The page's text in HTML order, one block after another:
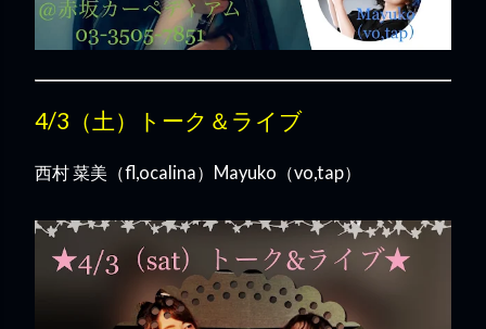
4/3（土）トーク＆ライブ
西村 菜美（fl,ocalina）Mayuko（vo,tap）